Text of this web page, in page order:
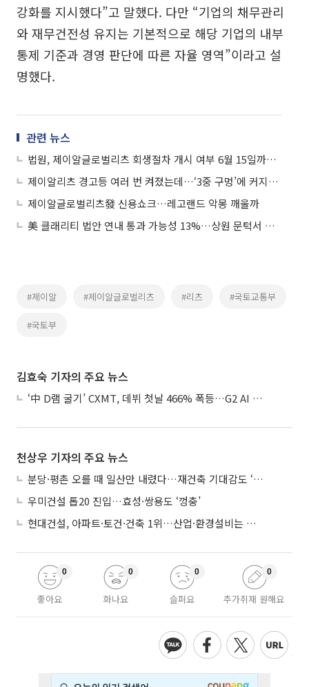
강화를 지시했다”고 말했다. 다만 “기업의 채무관리
와 재무건전성 유지는 기본적으로 해당 기업의 내부
통제 기준과 경영 판단에 따른 자율 영역”이라고 설
명했다.
관련 뉴스
법원, 제이알글로벌리츠 회생절차 개시 여부 6월 15일까지 보류
제이알리츠 경고등 여러 번 켜졌는데…‘3중 구멍’에 커지는 책임론
제이알글로벌리츠發 신용쇼크…레고랜드 악몽 깨울까
美 클래리티 법안 연내 통과 가능성 13%…상원 문턱서 제동
#제이알 #제이알글로벌리츠 #리츠 #국토교통부
#국토부
김효숙 기자의 주요 뉴스
‘中 D램 굴기’ CXMT, 데뷔 첫날 466% 폭등…G2 AI 패권 ‘쩐의 전쟁’
천상우 기자의 주요 뉴스
분당·평촌 오를 때 일산만 내렸다…재건축 기대감도 ‘무색’
우미건설 톱20 진입…효성·쌍용도 ‘껑충’
현대건설, 아파트·토건·건축 1위…산업·환경설비는 삼성E&A
좋아요
0
화나요
0
슬퍼요
0
추가취재 원해요
0